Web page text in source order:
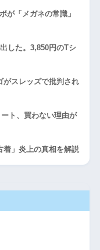
が「メガネの常識」
した。3,850円のTシ
がスレッズで批判され
ト、買わない理由が
着」炎上の真相を解説